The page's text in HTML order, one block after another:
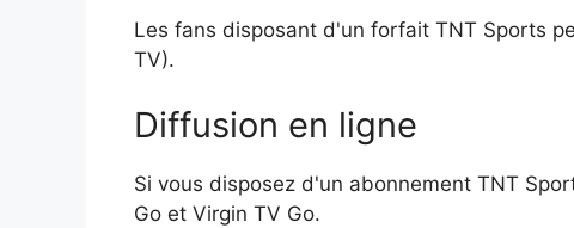
Les fans disposant d'un forfait TNT Sports
TV).
Diffusion en ligne
Si vous disposez d'un abonnement TNT
Go et Virgin TV Go.